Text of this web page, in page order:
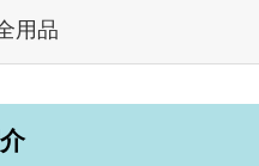
用品